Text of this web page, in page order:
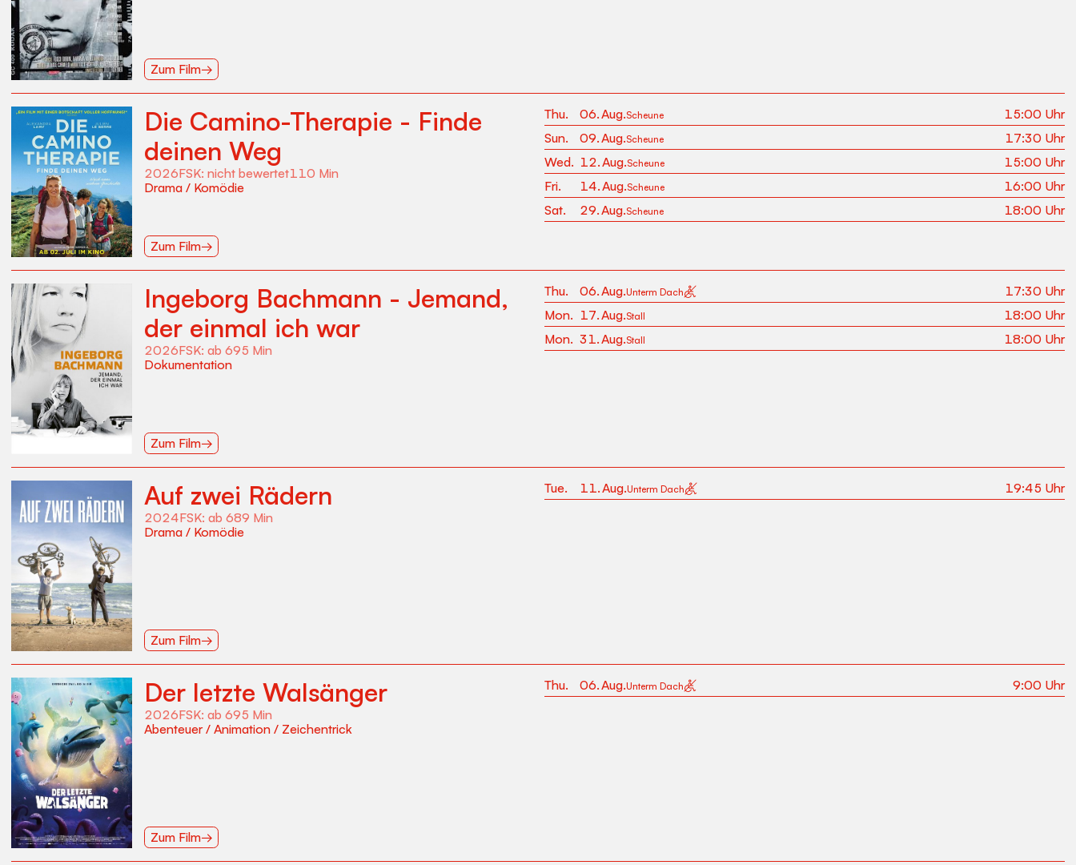
Zum Film→
Die Camino-Therapie - Finde
deinen Weg
2026FSK: nicht bewertet110 Min
Drama / Komödie
Zum Film→
Thu. 06.Aug.Scheune 15:00 Uhr
Sun. 09.Aug.Scheune 17:30 Uhr
Wed. 12.Aug.Scheune 15:00 Uhr
Fri. 14.Aug.Scheune 16:00 Uhr
Sat. 29.Aug.Scheune 18:00 Uhr
Ingeborg Bachmann - Jemand,
der einmal ich war
2026FSK: ab 695 Min
Dokumentation
Zum Film→
Thu. 06.Aug.Unterm Dach 17:30 Uhr
Mon. 17.Aug.Stall 18:00 Uhr
Mon. 31.Aug.Stall 18:00 Uhr
Auf zwei Rädern
2024FSK: ab 689 Min
Drama / Komödie
Zum Film→
Tue. 11.Aug.Unterm Dach 19:45 Uhr
Der letzte Walsänger
2026FSK: ab 695 Min
Abenteuer /Animation / Zeichentrick
Zum Film→
Thu. 06.Aug.Unterm Dach 9:00 Uhr